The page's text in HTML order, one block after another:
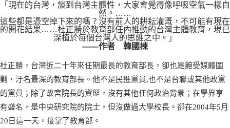
「現在的台灣，談到台灣主體性，大家會覺得像呼吸空氣一樣自
然。……
這些都是憑空掉下來的嗎？沒有前人的耕耘灌溉，不可能有現在
的開花結果……杜正勝於教育部任內推動的台灣主體教育，現已
深植於每個台灣人的思維之中。」
——作者 韓國棟
杜正勝，台灣近二十年來任期最長的教育部長，卻也是飽受媒體圍
剿，汙名最深的教育部長。他不是民進黨員,也不是台聯或其他政黨
的黨員；除了故宮院長的資歷，沒有其他任何政治背景；在學界享
有盛名，是中央研究院的院士，但沒做過大學校長。卻在2004年5月
20日這一天，接掌了教育部。